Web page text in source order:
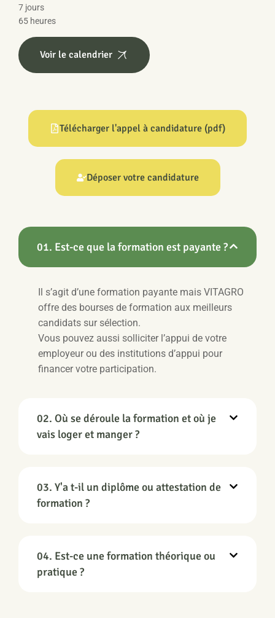
7 jours
65 heures
Voir le calendrier
Télécharger l'appel à candidature (pdf)
Déposer votre candidature
01. Est-ce que la formation est payante ?
Il s’agit d’une formation payante mais VITAGRO
offre des bourses de formation aux meilleurs
candidats sur sélection.
Vous pouvez aussi solliciter l’appui de votre
employeur ou des institutions d’appui pour
financer votre participation.
02. Où se déroule la formation et où je
vais loger et manger ?
03. Y'a t-il un diplôme ou attestation de
formation ?
04. Est-ce une formation théorique ou
pratique ?